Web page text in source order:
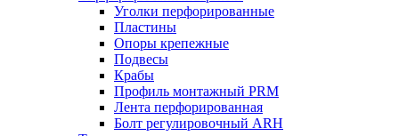
Уголки перфорированные
Пластины
Опоры крепежные
Подвесы
Крабы
Профиль монтажный PRM
Лента перфорированная
Болт регулировочный ARH